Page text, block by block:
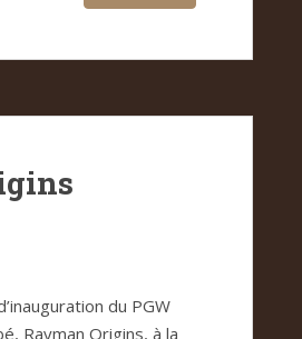
du PGW
Rayman Origins, à la